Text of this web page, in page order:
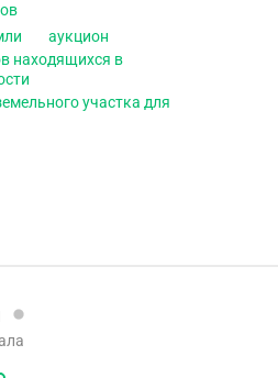
аукцион
находящихся в
участка для